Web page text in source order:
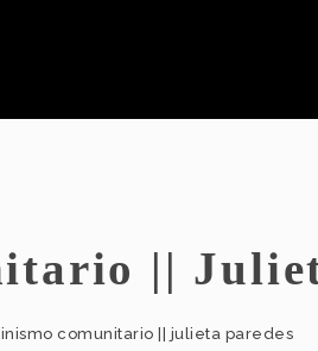
||
comunitario || julieta paredes